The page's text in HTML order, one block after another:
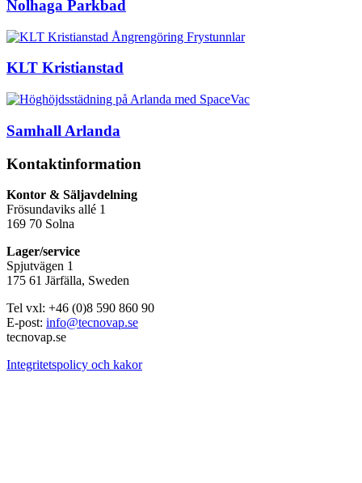
Nolhaga Parkbad
KLT Kristianstad
Samhall Arlanda
Kontaktinformation
Kontor & Säljavdelning
Frösundaviks allé 1
169 70 Solna
Lager/service
Spjutvägen 1
175 61 Järfälla, Sweden
Tel vxl: +46 (0)8 590 860 90
E-post: info@tecnovap.se
tecnovap.se
Integritetspolicy och kakor